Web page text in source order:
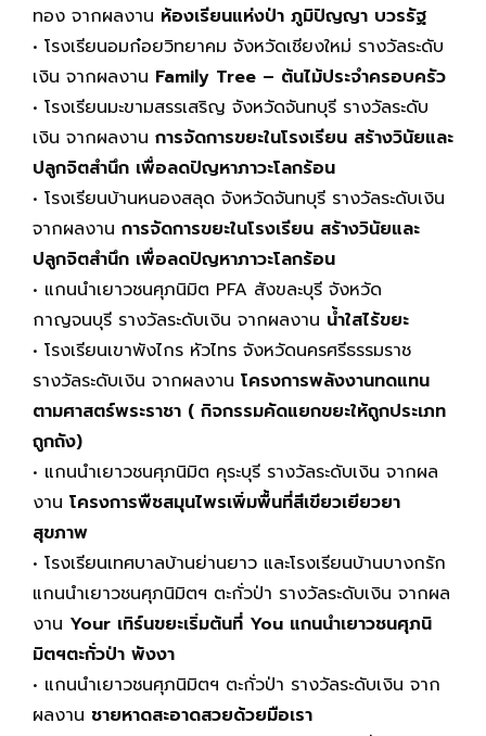
ทอง จากผลงาน ห้องเรียนแห่งป่า ภูมิปัญญา บวรรัฐ
• โรงเรียนอมก๋อยวิทยาคม จังหวัดเชียงใหม่ รางวัลระดับ
เงิน จากผลงาน Family Tree – ต้นไม้ประจำครอบครัว
• โรงเรียนมะขามสรรเสริญ จังหวัดจันทบุรี รางวัลระดับ
เงิน จากผลงาน การจัดการขยะในโรงเรียน สร้างวินัยและ
ปลูกจิตสำนึก เพื่อลดปัญหาภาวะโลกร้อน
• โรงเรียนบ้านหนองสลุด จังหวัดจันทบุรี รางวัลระดับเงิน
จากผลงาน การจัดการขยะในโรงเรียน สร้างวินัยและ
ปลูกจิตสำนึก เพื่อลดปัญหาภาวะโลกร้อน
• แกนนำเยาวชนศุภนิมิต PFA สังขละบุรี จังหวัด
กาญจนบุรี รางวัลระดับเงิน จากผลงาน น้ำใสไร้ขยะ
• โรงเรียนเขาพังไกร หัวไทร จังหวัดนครศรีธรรมราช
รางวัลระดับเงิน จากผลงาน โครงการพลังงานทดแทน
ตามศาสตร์พระราชา ( กิจกรรมคัดแยกขยะให้ถูกประเภท
ถูกถัง)
• แกนนำเยาวชนศุภนิมิต คุระบุรี รางวัลระดับเงิน จากผล
งาน โครงการพืชสมุนไพรเพิ่มพื้นที่สีเขียวเยียวยา
สุขภาพ
• โรงเรียนเทศบาลบ้านย่านยาว และโรงเรียนบ้านบางกรัก
แกนนำเยาวชนศุภนิมิตฯ ตะกั่วป่า รางวัลระดับเงิน จากผล
งาน Your เทิร์นขยะเริ่มต้นที่ You แกนนำเยาวชนศุภนิ
มิตฯตะกั่วป่า พังงา
• แกนนำเยาวชนศุภนิมิตฯ ตะกั่วป่า รางวัลระดับเงิน จาก
ผลงาน ชายหาดสะอาดสวยด้วยมือเรา